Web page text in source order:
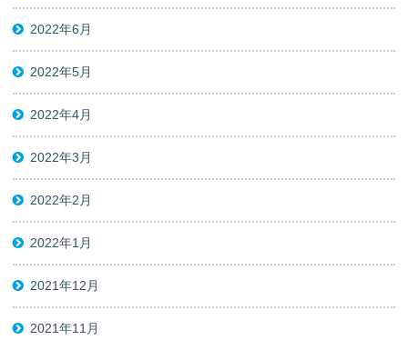
2022年6月
2022年5月
2022年4月
2022年3月
2022年2月
2022年1月
2021年12月
2021年11月